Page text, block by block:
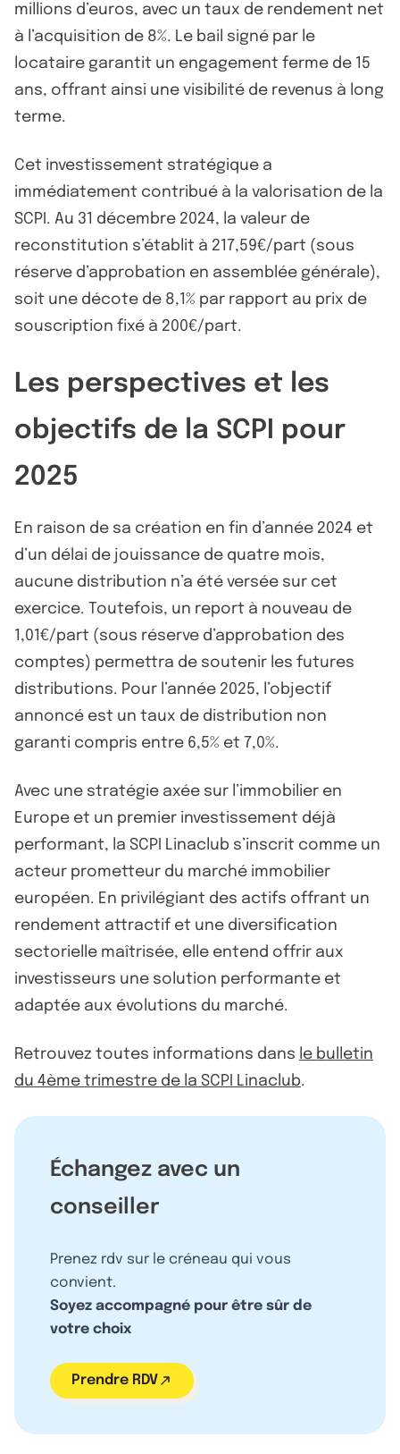
millions d’euros, avec un taux de rendement net
à l’acquisition de 8%. Le bail signé par le
locataire garantit un engagement ferme de 15
ans, offrant ainsi une visibilité de revenus à long
terme.
Cet investissement stratégique a
immédiatement contribué à la valorisation de la
SCPI. Au 31 décembre 2024, la valeur de
reconstitution s’établit à 217,59€/part (sous
réserve d’approbation en assemblée générale),
soit une décote de 8,1% par rapport au prix de
souscription fixé à 200€/part.
Les perspectives et les
objectifs de la SCPI pour
2025
En raison de sa création en fin d’année 2024 et
d’un délai de jouissance de quatre mois,
aucune distribution n’a été versée sur cet
exercice. Toutefois, un report à nouveau de
1,01€/part (sous réserve d’approbation des
comptes) permettra de soutenir les futures
distributions. Pour l’année 2025, l’objectif
annoncé est un taux de distribution non
garanti compris entre 6,5% et 7,0%.
Avec une stratégie axée sur l’immobilier en
Europe et un premier investissement déjà
performant, la SCPI Linaclub s’inscrit comme un
acteur prometteur du marché immobilier
européen. En privilégiant des actifs offrant un
rendement attractif et une diversification
sectorielle maîtrisée, elle entend offrir aux
investisseurs une solution performante et
adaptée aux évolutions du marché.
Retrouvez toutes informations dans le bulletin
du 4ème trimestre de la SCPI Linaclub.
Échangez avec un
conseiller
Prenez rdv sur le créneau qui vous
convient.
Soyez accompagné pour être sûr de
votre choix
Prendre RDV